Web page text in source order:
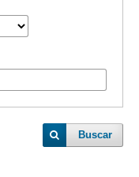
Buscar